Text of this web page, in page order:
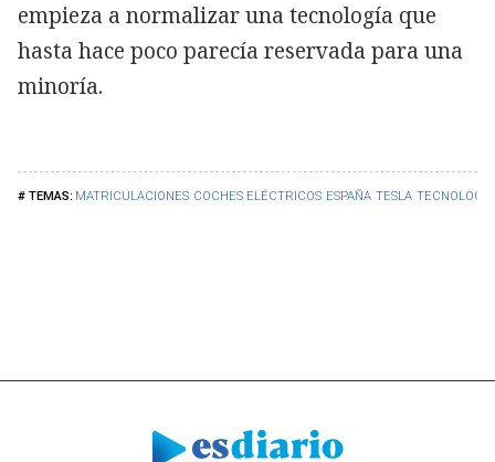
MATRICULACIONES COCHES ELÉCTRICOS ESPAÑA TESLA TECNOLOGÍA
empieza a normalizar una tecnología que
hasta hace poco parecía reservada para una
minoría.